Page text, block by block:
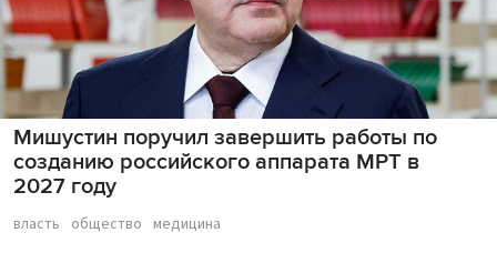
Мишустин поручил завершить работы по
созданию российского аппарата МРТ в
2027 году
власть общество медицина